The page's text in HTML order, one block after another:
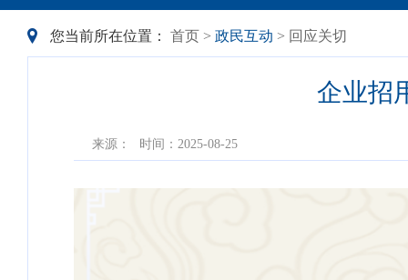
您当前所在位置： 首页 > 政民互动 > 回应关切
企业招
来源： 时间：2025-08-25